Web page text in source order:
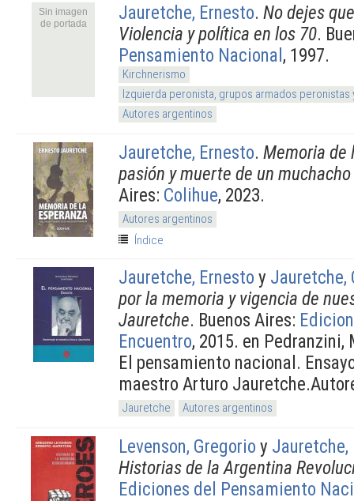
Sin imagen
de portada
Jauretche, Ernesto. No dejes
Violencia y política en los 70.
Pensamiento Nacional, 1997.
Kirchnerismo
Izquierda peronista, grupos armados
Autores argentinos
Jauretche, Ernesto. Memoria de
pasión y muerte de un
Aires: Colihue, 2023.
Autores argentinos
Índice
Jauretche, Ernesto y Jauretche,
por la memoria y vigencia de
Jauretche. Buenos Aires:
Encuentro, 2015. en
El pensamiento nacional.
maestro Arturo
Jauretche Autores argentinos
Levenson, Gregorio y Jauretche,
Historias de la Argentina
Ediciones del Pensamiento